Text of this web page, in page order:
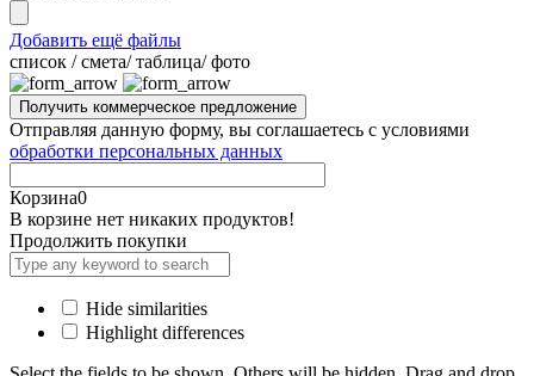
Добавить ещё файлы
cписок / смета/ таблица/ фото
Отправляя данную форму, вы соглашаетесь с условиями
обработки персональных данных
Корзина0
В корзине нет никаких продуктов!
Продолжить покупки
Hide similarities
Highlight differences